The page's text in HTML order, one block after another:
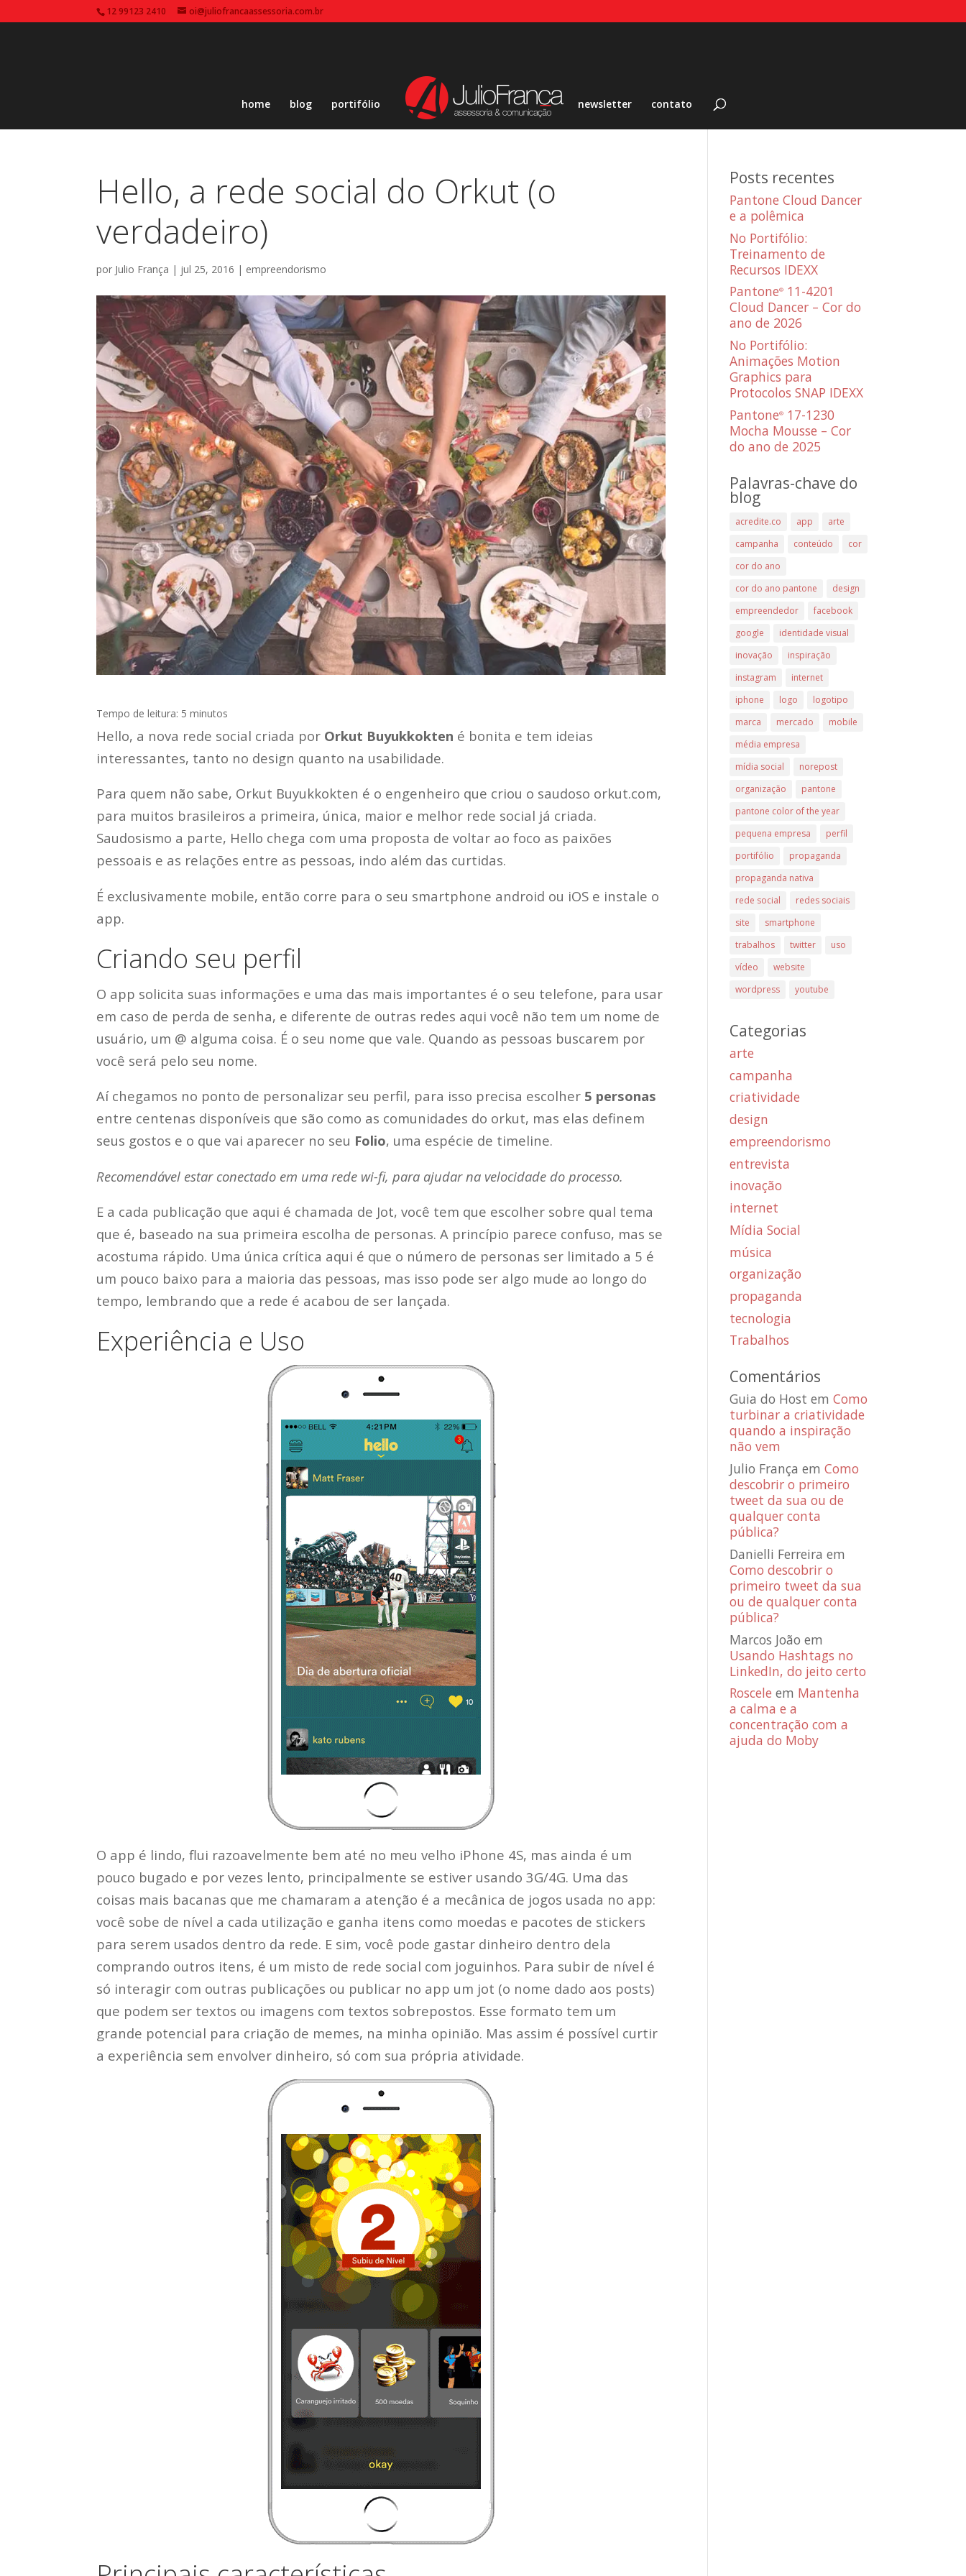
12 99123 2410 oi@juliofrancaassessoria.com.br
home blog portifólio newsletter contato
Hello, a rede social do Orkut (o
verdadeiro)
por Julio França | jul 25, 2016 | empreendorismo
Tempo de leitura: 5 minutos
Hello, a nova rede social criada por Orkut Buyukkokten é bonita e tem ideias
interessantes, tanto no design quanto na usabilidade.
Para quem não sabe, Orkut Buyukkokten é o engenheiro que criou o saudoso orkut.com,
para muitos brasileiros a primeira, única, maior e melhor rede social já criada.
Saudosismo a parte, Hello chega com uma proposta de voltar ao foco as paixões
pessoais e as relações entre as pessoas, indo além das curtidas.
É exclusivamente mobile, então corre para o seu smartphone android ou iOS e instale o
app.
Criando seu perfil
O app solicita suas informações e uma das mais importantes é o seu telefone, para usar
em caso de perda de senha, e diferente de outras redes aqui você não tem um nome de
usuário, um @ alguma coisa. É o seu nome que vale. Quando as pessoas buscarem por
você será pelo seu nome.
Aí chegamos no ponto de personalizar seu perfil, para isso precisa escolher 5 personas
entre centenas disponíveis que são como as comunidades do orkut, mas elas definem
seus gostos e o que vai aparecer no seu Folio, uma espécie de timeline.
Recomendável estar conectado em uma rede wi-fi, para ajudar na velocidade do processo.
E a cada publicação que aqui é chamada de Jot, você tem que escolher sobre qual tema
que é, baseado na sua primeira escolha de personas. A princípio parece confuso, mas se
acostuma rápido. Uma única crítica aqui é que o número de personas ser limitado a 5 é
um pouco baixo para a maioria das pessoas, mas isso pode ser algo mude ao longo do
tempo, lembrando que a rede é acabou de ser lançada.
Experiência e Uso
O app é lindo, flui razoavelmente bem até no meu velho iPhone 4S, mas ainda é um
pouco bugado e por vezes lento, principalmente se estiver usando 3G/4G. Uma das
coisas mais bacanas que me chamaram a atenção é a mecânica de jogos usada no app:
você sobe de nível a cada utilização e ganha itens como moedas e pacotes de stickers
para serem usados dentro da rede. E sim, você pode gastar dinheiro dentro dela
comprando outros itens, é um misto de rede social com joguinhos. Para subir de nível é
só interagir com outras publicações ou publicar no app um jot (o nome dado aos posts)
que podem ser textos ou imagens com textos sobrepostos. Esse formato tem um
grande potencial para criação de memes, na minha opinião. Mas assim é possível curtir
a experiência sem envolver dinheiro, só com sua própria atividade.
Posts recentes
Pantone Cloud Dancer
e a polêmica
No Portifólio:
Treinamento de
Recursos IDEXX
Pantone® 11-4201
Cloud Dancer – Cor do
ano de 2026
No Portifólio:
Animações Motion
Graphics para
Protocolos SNAP IDEXX
Pantone® 17-1230
Mocha Mousse – Cor
do ano de 2025
Palavras-chave do
blog
acredite.co app
arte
campanha
conteúdo
cor
cor do ano
cor do ano pantone
design
empreendedor
facebook
google
identidade visual
inovação
inspiração
instagram
internet
iphone
logo
logotipo
marca
mercado
mobile
média empresa
mídia social
norepost
organização
pantone
pantone color of the year
pequena empresa
perfil
portifólio
propaganda
propaganda nativa
rede social
redes sociais
site
smartphone
trabalhos
twitter
uso
vídeo
website
wordpress
youtube
Categorias
arte
campanha
criatividade
design
empreendorismo
entrevista
inovação
internet
Mídia Social
música
organização
propaganda
tecnologia
Trabalhos
Comentários
Guia do Host emComo
turbinar a criatividade
quando a inspiração
não vem
Julio França emComo
descobrir o primeiro
tweet da sua ou de
qualquer conta
pública?
Danielli Ferreira em
Como descobrir o
primeiro tweet da sua
ou de qualquer conta
pública?
Marcos João em
Usando Hashtags no
LinkedIn, do jeito certo
Roscele em Mantenha
a calma e a
concentração com a
ajuda do Moby